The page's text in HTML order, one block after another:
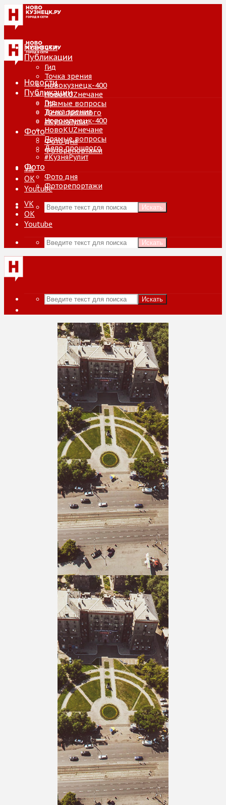
Новости
Публикации
Гид
Точка зрения
Новокузнецк-400
НовоKUZнечане
Прямые вопросы
Дело прошлого
#КузняРулит
Фото
Фото дня
Фоторепортажи
VK
ОК
Youtube
Искать
Новости
Публикации
Гид
Точка зрения
Новокузнецк-400
НовоKUZнечане
Прямые вопросы
Дело прошлого
#КузняРулит
Фото
Фото дня
Фоторепортажи
VK
ОК
Youtube
Искать
Искать